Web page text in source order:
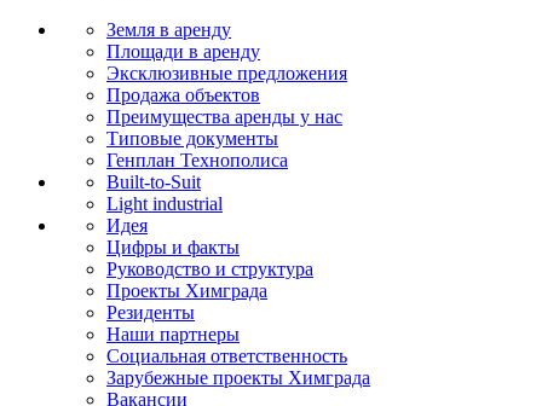
Земля в аренду
Площади в аренду
Эксклюзивные предложения
Продажа объектов
Преимущества аренды у нас
Типовые документы
Генплан Технополиса
Built-to-Suit
Light industrial
Идея
Цифры и факты
Руководство и структура
Проекты Химграда
Резиденты
Наши партнеры
Социальная ответственность
Зарубежные проекты Химграда
Вакансии